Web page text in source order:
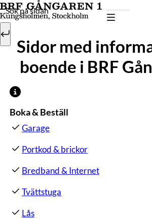
Hoppa till innehåll
SökSidor med
boende i BRF
Boka & Beställ
Garage
Portkod & brickor
Bredband & Internet
Tvättstuga
Lås